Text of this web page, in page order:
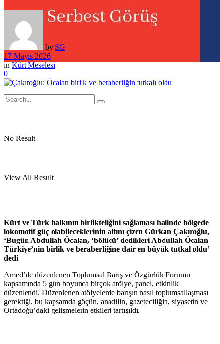
No Result
View All Result
by SG
17 Mayıs 2026
in Kürt Meselesi
0
Kürt ve Türk halkının birlikteliğini sağlaması halinde bölgede
lokomotif güç olabileceklerinin altını çizen Gürkan Çakıroğlu,
‘Bugün Abdullah Öcalan, ‘bölücü’ dedikleri Abdullah Öcalan
Türkiye’nin birlik ve beraberliğine dair en büyük tutkal oldu’
dedi
Amed’de düzenlenen Toplumsal Barış ve Özgürlük Forumu
kapsamında 5 gün boyunca birçok atölye, panel, etkinlik
düzenlendi. Düzenlenen atölyelerde barışın nasıl toplumsallaşması
gerektiği, bu kapsamda göçün, anadilin, gazeteciliğin, siyasetin ve
Ortadoğu’daki gelişmelerin etkileri tartışıldı.